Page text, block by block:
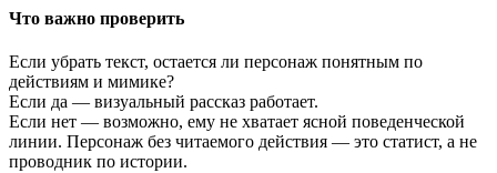
Что важно проверить
Если убрать текст, остается ли персонаж понятным по
действиям и мимике?
Если да — визуальный рассказ работает.
Если нет — возможно, ему не хватает ясной поведенческой
линии. Персонаж без читаемого действия — это статист, а не
проводник по истории.